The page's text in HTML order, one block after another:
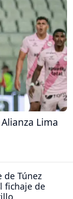
Lima
de Túnez
fichaje de